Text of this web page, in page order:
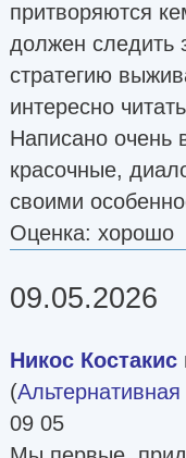
притворяются
должен следить
стратегию
интересно
Написано очень
красочные,
своими
Оценка: хорошо
09.05.2026
Никос Костакис
(Альтернативная
09 05